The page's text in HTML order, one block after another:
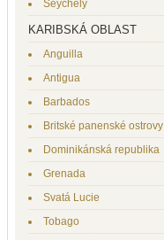
Seychely
KARIBSKÁ OBLAST
Anguilla
Antigua
Barbados
Britské panenské ostrovy
Dominikánská republika
Grenada
Svatá Lucie
Tobago